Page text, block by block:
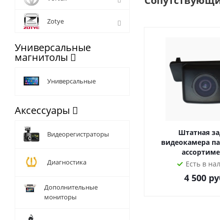
- Rockchip PX5
- NXP6686FM
- Топовый
В нашем интернет-
официального
Штатная
видеокамера
Есть в
4 500
Zotye
Универсальные
магнитолы
Универсальные
Аксессуары
Видеорегистраторы
Диагностика
Дополнительные
мониторы